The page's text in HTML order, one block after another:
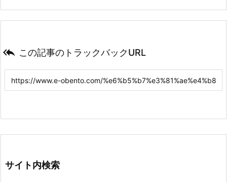
 この記事のトラックバックURL
サイト内検索